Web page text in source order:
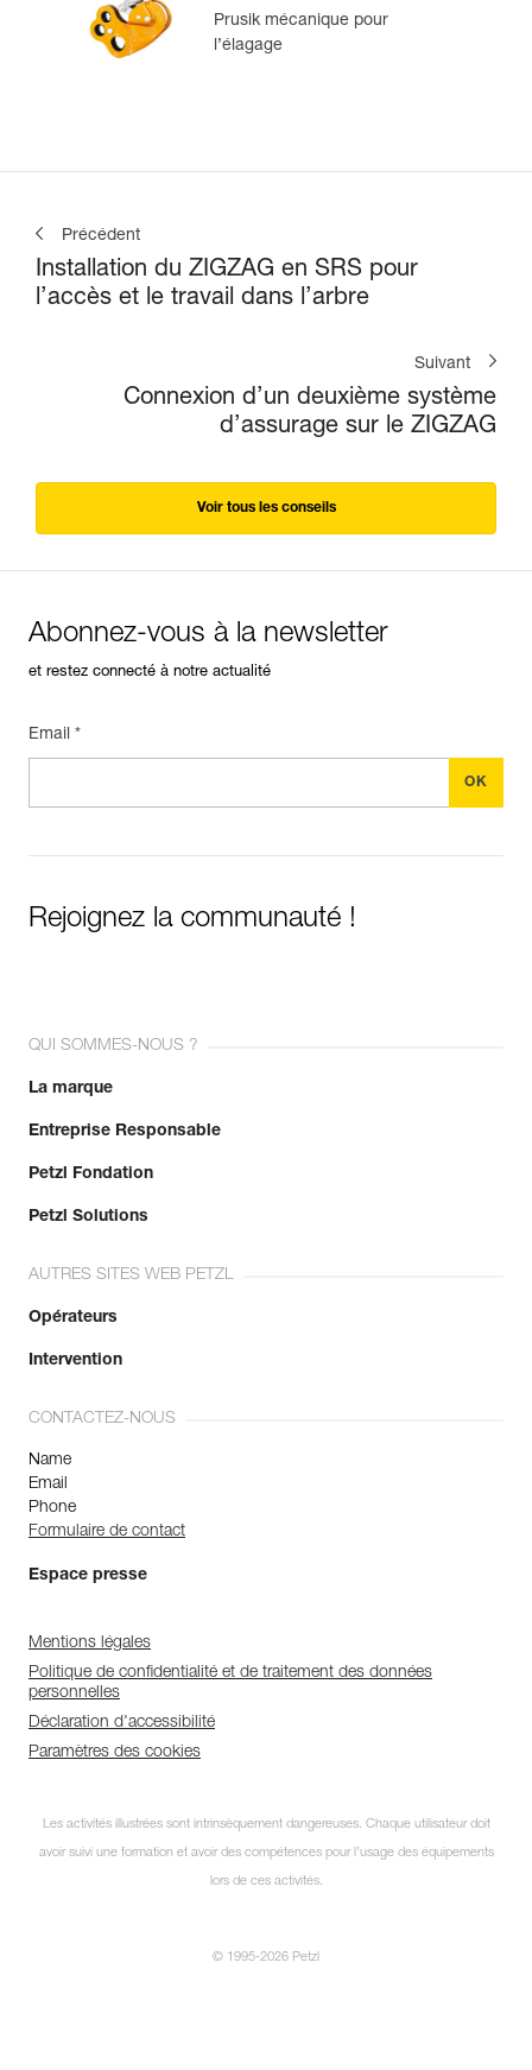
Prusik mécanique pour
l’élagage
Précédent
Installation du ZIGZAG en SRS pour
l’accès et le travail dans l’arbre
Suivant
Connexion d’un deuxième système
d’assurage sur le ZIGZAG
Voir tous les conseils
Abonnez-vous à la newsletter
et restez connecté à notre actualité
Email *
Rejoignez la communauté !
QUI SOMMES-NOUS ?
La marque
Entreprise Responsable
Petzl Fondation
Petzl Solutions
AUTRES SITES WEB PETZL
Opérateurs
Intervention
CONTACTEZ-NOUS
Name
Email
Phone
Formulaire de contact
Espace presse
Mentions légales
Politique de confidentialité et de traitement des données
personnelles
Déclaration d'accessibilité
Paramètres des cookies
Les activités illustrées sont intrinsèquement dangereuses. Chaque utilisateur doit
avoir suivi une formation et avoir des compétences pour l’usage des équipements
lors de ces activités.
© 1995-2026 Petzl